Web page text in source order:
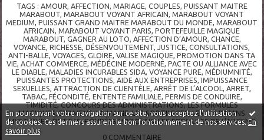
En poursuivant votre navigation sur ce site, vous acceptez l'utilisation
de cookies. Ces derniers assurent le bon fonctionnement de nos services.En
savoir plus.
TAGS : AMOUR, AFFECTION, MARIAGE, COUPLES, PUISSANT MAITRE
MARABOUT,MARABOUT VOYANT AFRICAIN,MARABOUT VOYANT
MEDIUM,PUISSANT GRAND MAITRE MARABOUT DU MONDE,MARABOUT
AFRICAIN,MARABOUT VOYANT PARIS,PORTEFEUILLE MAGIQUE
MARABOUT, GAGNER AU LOTO, AFFECTION D’AMOUR, CHANCE,
VOYANCE,RICHESSE,DÉSENVOUTEMENT,JUSTICE,CONSULTATIONS,
ANTI-BALLE,VOYAGES,GLOIRE,VALISE MAGIQUE,PROMOTION DANS TA
VIE,ACHAT COMMERCE,MÉDÉCINE MODERNE,PACTE OU ALLIANCE AVEC
LE DIABLE, MALADIES INCURABLES SIDA, VOYANCE PURE, MÉDIUMNITÉ,
PUISSANTES PROTECTIONS, AIDE AUX ENTREPRISES, IMPUISSANCE
SEXUELLES, ATTRACTION DE CLIENTÈLE, ARRÊT DE L’ALCOOL , ARRET,
TABAC, FÉCONDITÉ, ENTENTE FAMILIALE, PERMIS DE CONDUIRE,
TIMIDITÉ,CONCOURS DES ADMINISTRATIONS,LES FORMULES
MAGIQUES,EXAMENS,LA MAGIE,LES SORTILEGES,LES TALISMANS
MYSTIQUES,DETTES,POUPÉES VODOUNS,LES FORMULES DE L’ARGENT
0 COMMENTAIRE